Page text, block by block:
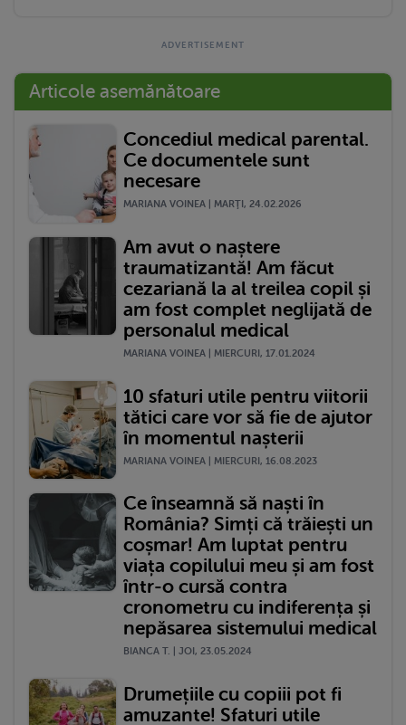
Articole asemănătoare
Concediul medical parental.
Ce documentele sunt
necesare
MARIANA VOINEA | MARŢI, 24.02.2026
Am avut o naștere
traumatizantă! Am făcut
cezariană la al treilea copil și
am fost complet neglijată de
personalul medical
MARIANA VOINEA | MIERCURI, 17.01.2024
10 sfaturi utile pentru viitorii
tătici care vor să fie de ajutor
în momentul nașterii
MARIANA VOINEA | MIERCURI, 16.08.2023
Ce înseamnă să naști în
România? Simți că trăiești un
coșmar! Am luptat pentru
viața copilului meu și am fost
într-o cursă contra
cronometru cu indiferența și
nepăsarea sistemului medical
BIANCA T. | JOI, 23.05.2024
Drumețiile cu copiii pot fi
amuzante! Sfaturi utile